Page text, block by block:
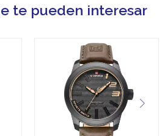
te pueden interesar